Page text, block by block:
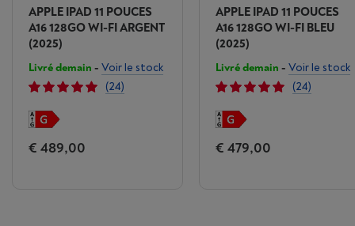
APPLE IPAD 11 POUCES
A16 128GO WI-FI ARGENT
(2025)
Livré demain - Voir le stock
(24)
€ 489,00
APPLE IPAD 11 POUCES
A16 128GO WI-FI BLEU
(2025)
Livré demain - Voir le stock
(24)
€ 479,00